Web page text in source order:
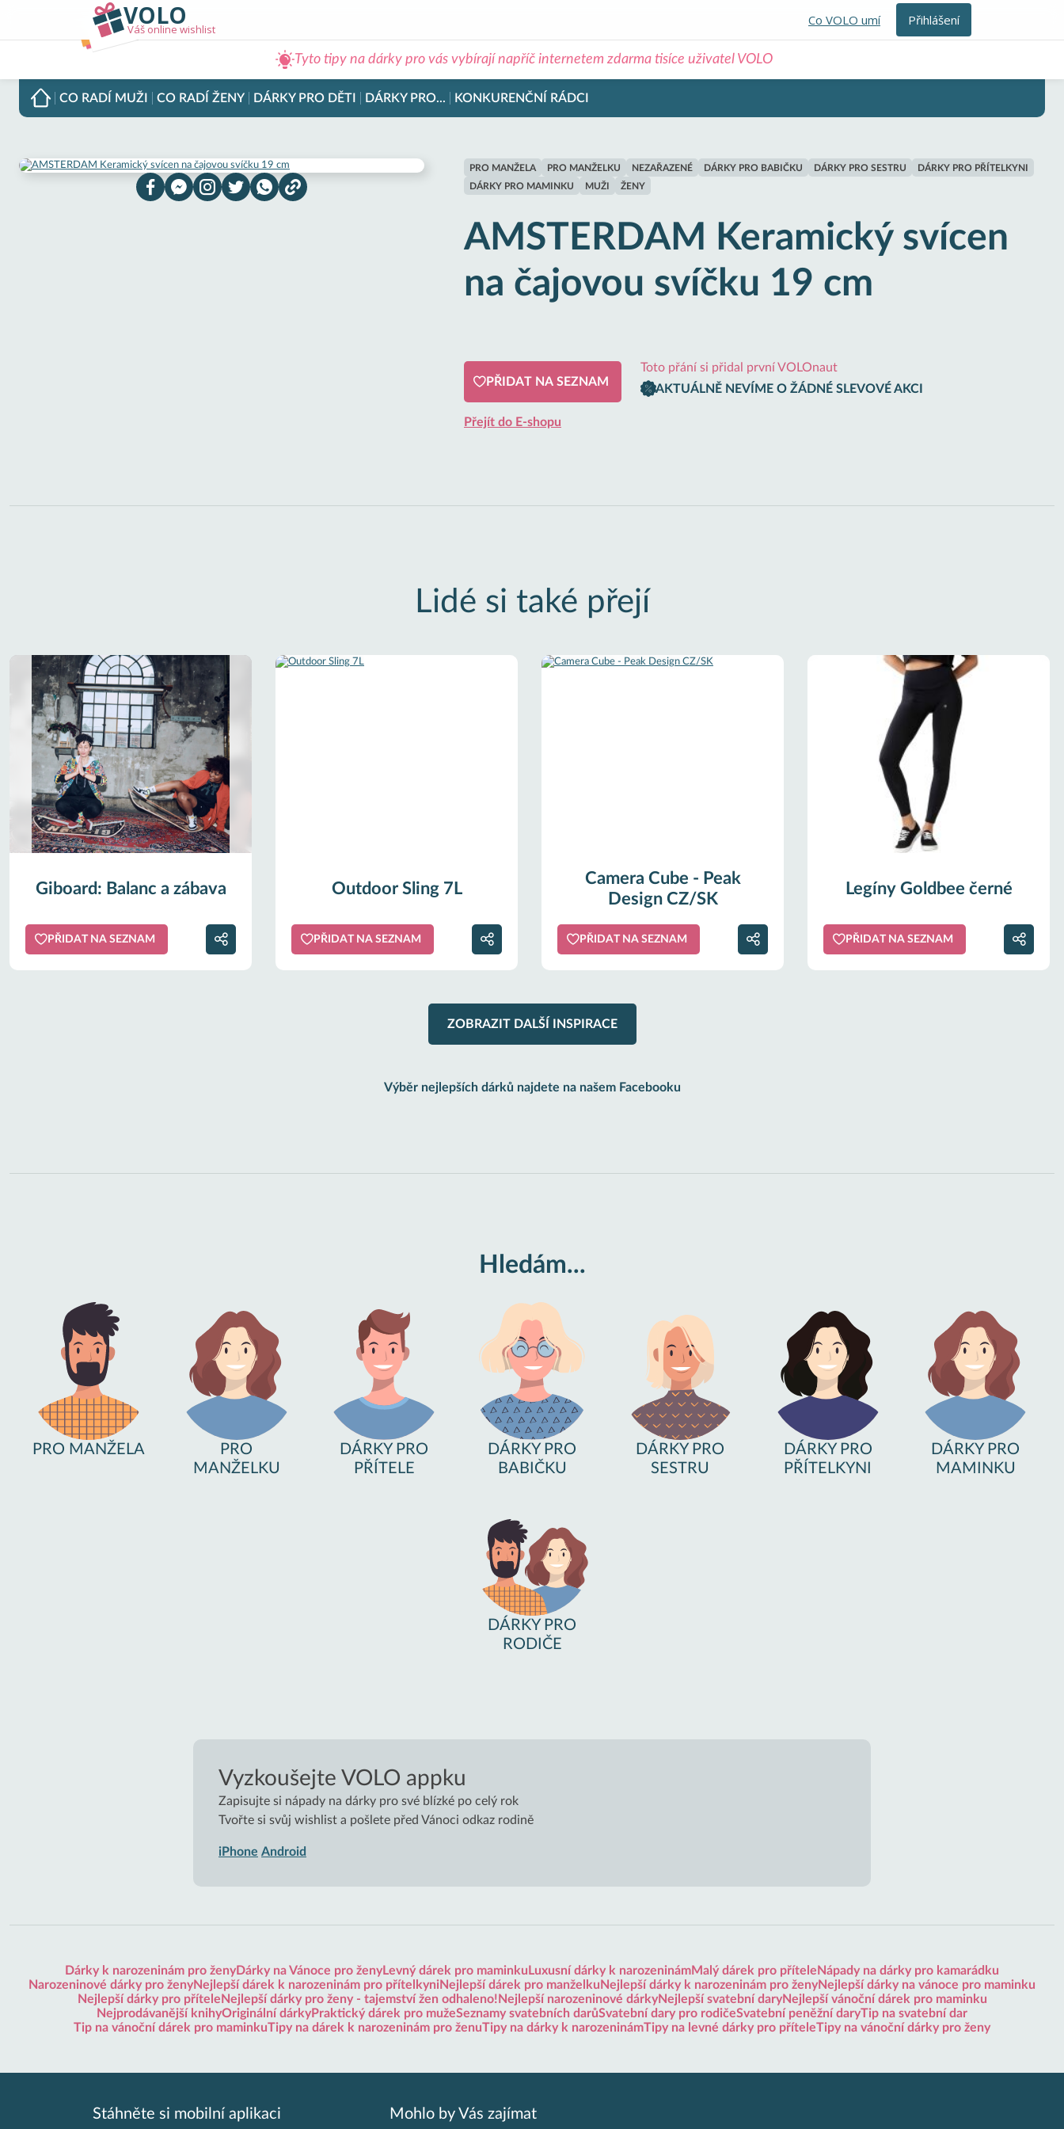
VOLO
Váš online wishlist
Co VOLO umí Přihlášení
Tyto tipy na dárky pro vás vybírají napříč internetem zdarma tisíce uživatel VOLO
CO RADÍ MUŽI CO RADÍ ŽENY DÁRKY PRO DĚTI DÁRKY PRO... KONKURENČNÍ RÁDCI
PRO MANŽELA PRO MANŽELKU NEZAŘAZENÉ DÁRKY PRO BABIČKU DÁRKY PRO SESTRU
DÁRKY PRO PŘÍTELKYNI
DÁRKY PRO MAMINKU
MUŽI ŽENY
AMSTERDAM Keramický svícen
na čajovou svíčku 19 cm
PŘIDAT NA SEZNAM
Toto přání si přidal první VOLOnaut
AKTUÁLNĚ NEVÍME O ŽÁDNÉ SLEVOVÉ AKCI
Přejít do E-shopu
Lidé si také přejí
Giboard: Balanc a zábava
PŘIDAT NA SEZNAM
Outdoor Sling 7L
PŘIDAT NA SEZNAM
Camera Cube - Peak
Design CZ/SK
PŘIDAT NA SEZNAM
Legíny Goldbee černé
PŘIDAT NA SEZNAM
ZOBRAZIT DALŠÍ INSPIRACE
Výběr nejlepších dárků najdete na našem Facebooku
Hledám...
PRO MANŽELA
PRO
MANŽELKU
DÁRKY PRO
PŘÍTELE
DÁRKY PRO
BABIČKU
DÁRKY PRO
SESTRU
DÁRKY PRO
PŘÍTELKYNI
DÁRKY PRO
MAMINKU
DÁRKY PRO
RODIČE
Vyzkoušejte VOLO appku
Zapisujte si nápady na dárky pro své blízké po celý rok
Tvořte si svůj wishlist a pošlete před Vánoci odkaz rodině
iPhone Android
Dárky k narozeninám pro ženyDárky na Vánoce pro ženyLevný dárek pro maminku Luxusní dárky k narozeninámMalý dárek pro přítele Nápady na dárky pro kamarádku
Narozeninové dárky pro ženyNejlepší dárek k narozeninám pro přítelkyniNejlepší dárek pro manželku Nejlepší dárky k narozeninám pro ženyNejlepší dárky na vánoce pro maminku
Nejlepší dárky pro přítele Nejlepší dárky pro ženy - tajemství žen odhaleno! Nejlepší narozeninové dárkyNejlepší svatební daryNejlepší vánoční dárek pro maminku
Nejprodávanější knihyOriginální dárkyPraktický dárek pro mužeSeznamy svatebních darůSvatební dary pro rodičeSvatební peněžní daryTip na svatební dar
Tip na vánoční dárek pro maminkuTipy na dárek k narozeninám pro ženuTipy na dárky k narozeninámTipy na levné dárky pro příteleTipy na vánoční dárky pro ženy
Stáhněte si mobilní aplikaci Mohlo by Vás zajímat